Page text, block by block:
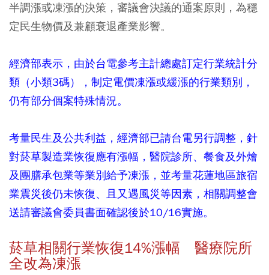
半調漲或凍漲的決策，審議會決議的通案原則，為穩
定民生物價及兼顧衰退產業影響。
經濟部表示，由於台電參考主計總處訂定行業統計分
類（小類3碼），制定電價凍漲或緩漲的行業類別，
仍有部分個案特殊情況。
考量民生及公共利益，經濟部已請台電另行調整，針
對菸草製造業恢復應有漲幅，醫院診所、餐食及外燴
及團膳承包業等業別給予凍漲，並考量花蓮地區旅宿
業震災後仍未恢復、且又遇風災等因素，相關調整會
送請審議會委員書面確認後於10/16實施。
菸草相關行業恢復14%漲幅 醫療院所
全改為凍漲